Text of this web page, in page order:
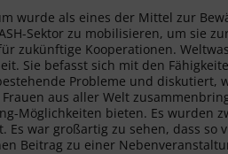
wurde als eines der Mittel zur
Sektor zu mobilisieren, um sie
zukünftige Kooperationen.
Sie befasst sich mit den
Probleme und diskutiert,
aus aller Welt
Möglichkeiten bieten. Es wurden
Es war großartig zu sehen, dass
Beitrag zu einer